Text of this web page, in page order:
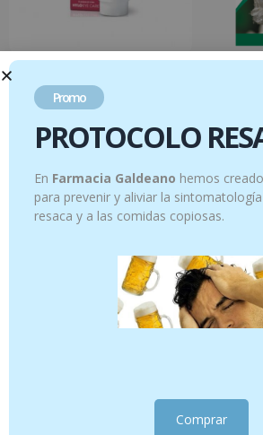
HYLO INTENSE colirio 10 ml
€
Añadir al carrito Añadir al
global –
cápsulas
Promo
PROTOCOLO
En Farmacia Galdeano hemos
para prevenir y aliviar la
resaca y a las comidas copiosas.
Comprar